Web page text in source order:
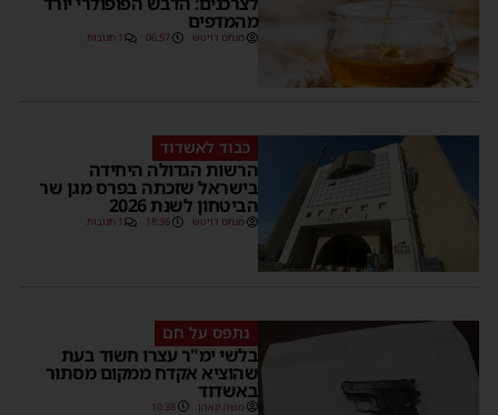
מהמדפים
מנחם דויטש 06:57 1 תגובות
כבוד לאשדוד
הרשות הגדולה היחידה
בישראל שזכתה בפרס מגן שר
הביטחון לשנת 2026
מנחם דויטש 18:36 1 תגובות
נתפס על חם
בלשי ימ"ר עצרו חשוד בעת
שהוציא אקדח ממקום מסתור
באשדוד
משה קאהן 10:38